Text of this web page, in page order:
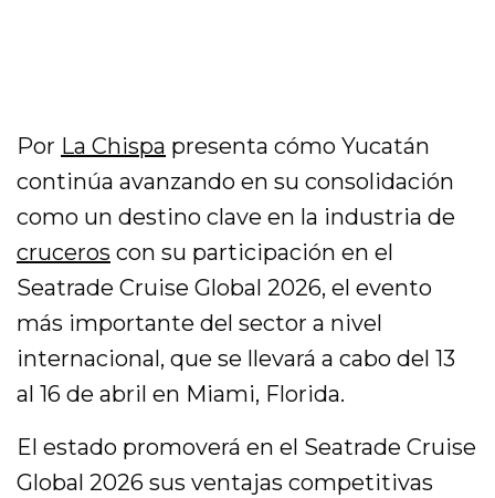
Por La Chispa presenta cómo Yucatán
continúa avanzando en su consolidación
como un destino clave en la industria de
cruceros con su participación en el
Seatrade Cruise Global 2026, el evento
más importante del sector a nivel
internacional, que se llevará a cabo del 13
al 16 de abril en Miami, Florida.
El estado promoverá en el Seatrade Cruise
Global 2026 sus ventajas competitivas